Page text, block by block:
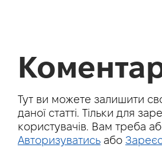
Тут ви можете залишити
даної статті. Тільки для
користувачів. Вам треба
Авторизуватись або